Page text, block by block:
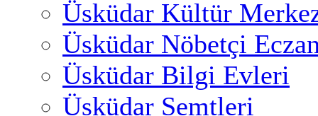
Üsküdar Kültür
Üsküdar Nöbetçi
Üsküdar Bilgi Evleri
Üsküdar Semtleri